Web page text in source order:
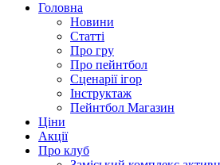
Головна
Новини
Статті
Про гру
Про пейнтбол
Сценарії ігор
Інструктаж
Пейнтбол Магазин
Ціни
Акції
Про клуб